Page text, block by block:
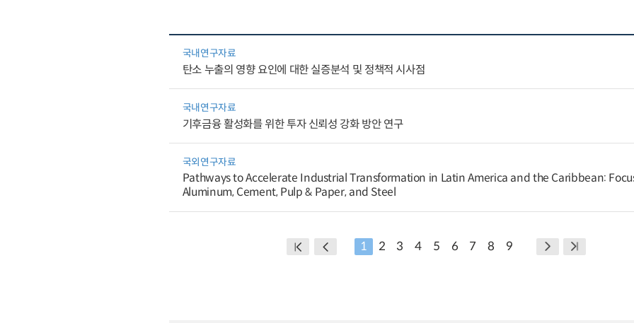
국내연구자료
탄소 누출의 영향 요인에 대한 실증분석 및 정책적 시사점
국내연구자료
기후금융 활성화를 위한 투자 신뢰성 강화 방안 연구
국외연구자료
Pathways to Accelerate Industrial Transformation in Latin America and the Caribbean:
Aluminum, Cement, Pulp & Paper, and Steel
1 2 3 4 5 6 7 8 9